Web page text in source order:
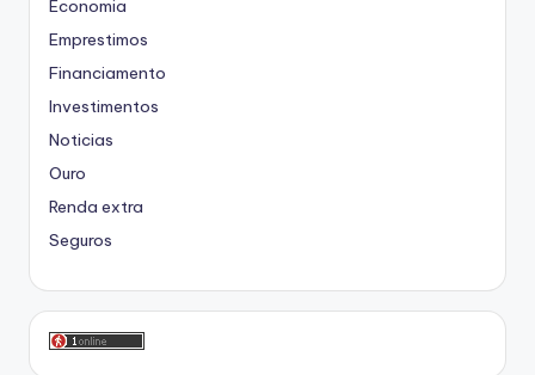
Economia
Emprestimos
Financiamento
Investimentos
Noticias
Ouro
Renda extra
Seguros